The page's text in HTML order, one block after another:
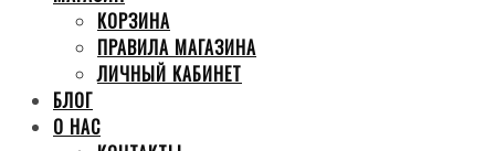
КОРЗИНА
ПРАВИЛА МАГАЗИНА
ЛИЧНЫЙ КАБИНЕТ
БЛОГ
О НАС